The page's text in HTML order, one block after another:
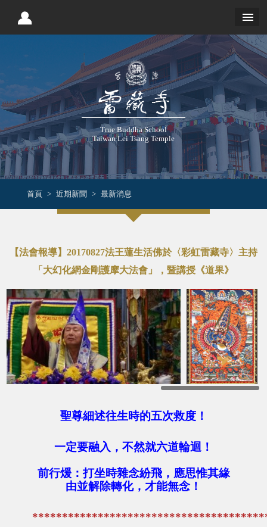
True Buddha School
Taiwan Lei Tsang Temple
首頁 近期新聞 最新消息
【法會報導】20170827法王蓮生活佛於〈彩虹雷藏寺〉主持
「大幻化網金剛護摩大法會」，暨講授《道果》
聖尊細述往生時的五次救度！
一定要融入，不然就六道輪迴！
前行煖：打坐時雜念紛飛，應思惟其緣
由並解除轉化，才能無念！